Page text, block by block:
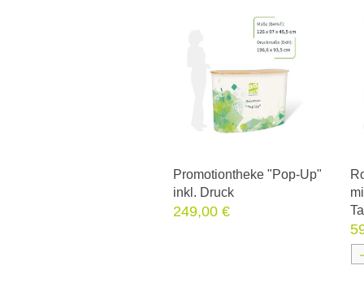
Promotiontheke "Pop-Up"
inkl. Druck
249,00 €